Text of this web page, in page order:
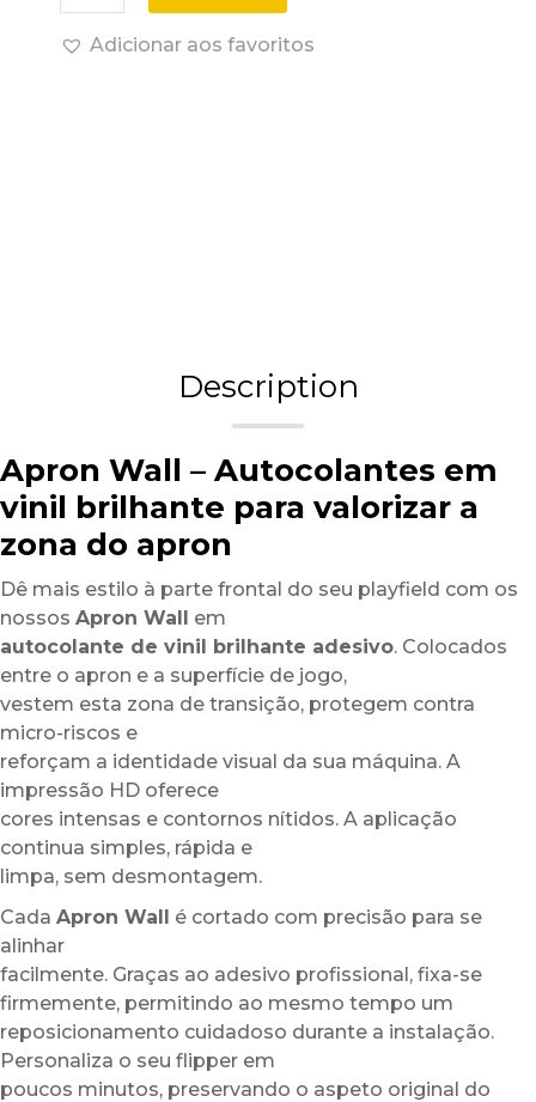
Adicionar aos favoritos
Description
Apron Wall – Autocolantes em
vinil brilhante para valorizar a
zona do apron
Dê mais estilo à parte frontal do seu playfield com os
nossos Apron Wall em
autocolante de vinil brilhante adesivo. Colocados
entre o apron e a superfície de jogo,
vestem esta zona de transição, protegem contra
micro-riscos e
reforçam a identidade visual da sua máquina. A
impressão HD oferece
cores intensas e contornos nítidos. A aplicação
continua simples, rápida e
limpa, sem desmontagem.
Cada Apron Wall é cortado com precisão para se
alinhar
facilmente. Graças ao adesivo profissional, fixa-se
firmemente, permitindo ao mesmo tempo um
reposicionamento cuidadoso durante a instalação.
Personaliza o seu flipper em
poucos minutos, preservando o aspeto original do